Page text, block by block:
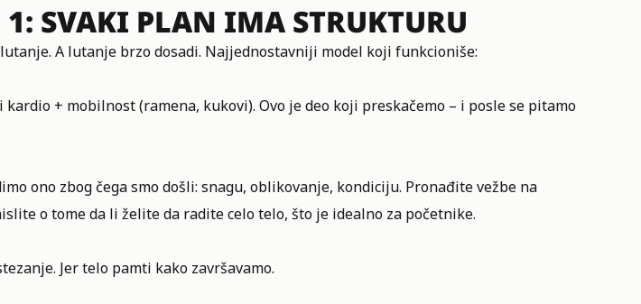
1: SVAKI PLAN IMA STRUKTURU
A lutanje brzo dosadi. Najjednostavniji model koji funkcioniše:
kardio + mobilnost (ramena, kukovi). Ovo je deo koji preskačemo – i posle se pitamo
ono zbog čega smo došli: snagu, oblikovanje, kondiciju. Pronađite vežbe na
o tome da li želite da radite celo telo, što je idealno za početnike.
Jer telo pamti kako završavamo.